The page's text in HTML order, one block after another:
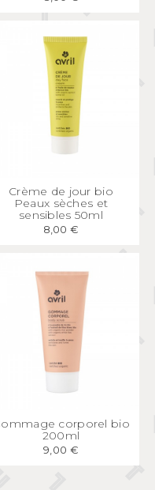
APERÇU RAPIDE
Crème de jour bio
Peaux sèches et
sensibles 50ml
8,00 €
RAPIDE
corporel bio
200ml
9,00 €